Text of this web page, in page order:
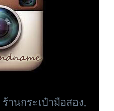
ร้านกระเป๋ามือสอง,